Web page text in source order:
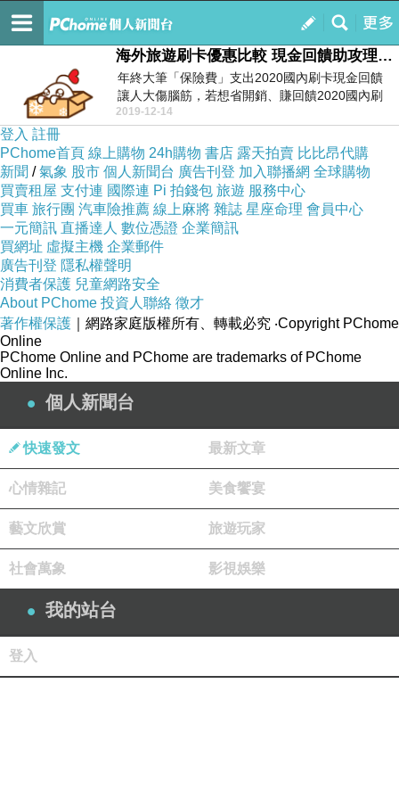
我的
訂閱
一個月申請三張信用卡告訴你哪家信用卡可買便宜機票
海外旅遊刷卡優惠比較 現金回饋助攻理財 海外旅遊刷卡優惠比較
年終大筆「保險費」支出2020國內刷卡現金回饋
讓人大傷腦筋，若想省開銷、賺回饋2020國內刷
卡現金回...
2019-12-14
登入 註冊
PChome首頁 線上購物 24h購物 書店 露天拍賣 比比昂代購
新聞 /氣象 股市 個人新聞台 廣告刊登 加入聯播網 全球購物
買賣租屋 支付連 國際連 Pi 拍錢包 旅遊 服務中心
買車 旅行團 汽車險推薦 線上麻將 雜誌 星座命理 會員中心
一元簡訊 直播達人 數位憑證 企業簡訊
買網址 虛擬主機 企業郵件
廣告刊登 隱私權聲明
消費者保護 兒童網路安全
About PChome 投資人聯絡 徵才
著作權保護 ｜網路家庭版權所有、轉載必究 ‧Copyright PChome
Online
PChome Online and PChome are trademarks of PChome
Online Inc.
個人新聞台
快速發文 最新文章
心情雜記 美食饗宴
藝文欣賞 旅遊玩家
社會萬象 影視娛樂
我的站台
登入